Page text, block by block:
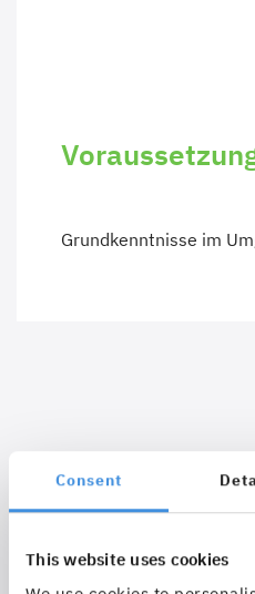
Consent
This website uses cookies
Grundkenntnisse im